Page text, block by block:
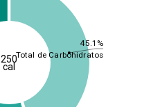
45.1%
Total de Carbohidratos
250
cal